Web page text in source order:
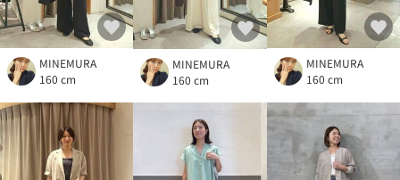
MINEMURA
160 cm
MINEMURA
160 cm
MINEMURA
160 cm